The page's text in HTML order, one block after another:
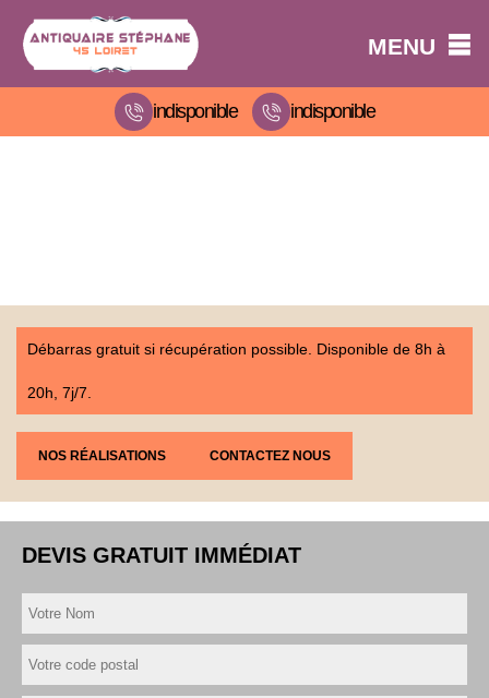
MENU
indisponible indisponible
Débarras gratuit si récupération possible. Disponible de 8h à
20h, 7j/7.
NOS RÉALISATIONS CONTACTEZ NOUS
DEVIS GRATUIT IMMÉDIAT